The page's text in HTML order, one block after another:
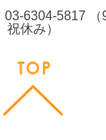
6304-5817 （
祝休み）